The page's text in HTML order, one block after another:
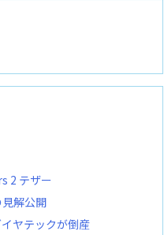
2 テザー
解公開
ヤテックが倒産